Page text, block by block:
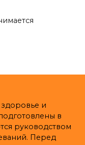
и
в
руководством
Перед